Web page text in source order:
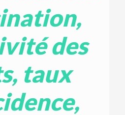
des
taux